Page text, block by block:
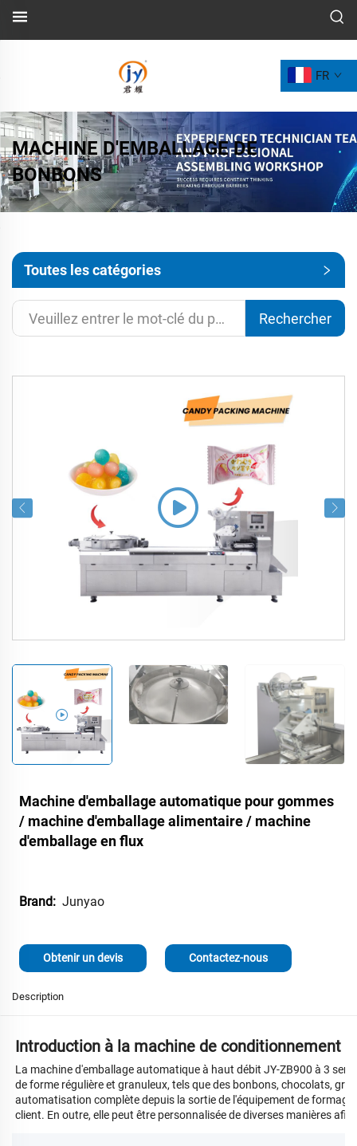
FR
MACHINE D'EMBALLAGE DE
BONBONS
Toutes les catégories
Rechercher
Machine d'emballage automatique pour gommes
/ machine d'emballage alimentaire / machine
d'emballage en flux
Brand: Junyao
Obtenir un devis Contactez-nous
Description
Introduction à la machine de conditionnement
La machine d'emballage automatique à haut débit JY-ZB900 à 3
de forme régulière et granuleux, tels que des bonbons, chocolats,
automatisation complète depuis la sortie de l'équipement de
client. En outre, elle peut être personnalisée de diverses manières